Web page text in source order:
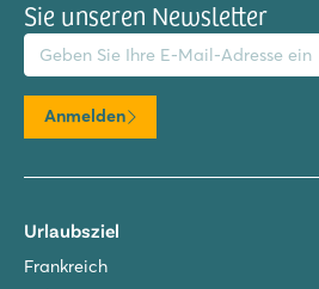
Sie unseren Newsletter
Adresse
Anmelden
Urlaubsziel
Frankreich